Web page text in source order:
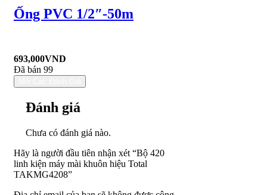
Ống PVC 1/2″-50m
693,000VND
Đã bán 99
Đánh giá
Chưa có đánh giá nào.
Hãy là người đầu tiên nhận xét “Bộ 420
linh kiện máy mài khuôn hiệu Total
TAKMG4208”